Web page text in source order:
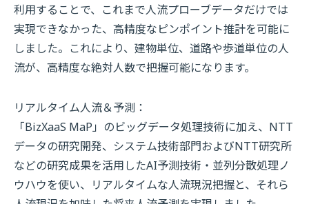
利用することで、これまで人流プローブデータだけでは
実現できなかった、高精度なピンポイント推計を可能に
しました。これにより、建物単位、道路や歩道単位の人
流が、高精度な絶対人数で把握可能になります。
リアルタイム人流＆予測：
「BizXaaS MaP」のビッグデータ処理技術に加え、NTT
データの研究開発、システム技術部門およびNTT研究所
などの研究成果を活用したAI予測技術・並列分散処理ノ
ウハウを使い、リアルタイムな人流現況把握と、それら